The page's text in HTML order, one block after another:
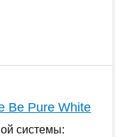
Be Pure White
системы: